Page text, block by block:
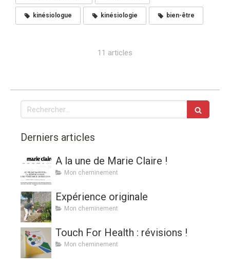
kinésiologue kinésiologie bien-être
11 articles
Rechercher
Derniers articles
A la une de Marie Claire !
Mon cheminement
Expérience originale
Mon cheminement
Touch For Health : révisions !
Mon cheminement